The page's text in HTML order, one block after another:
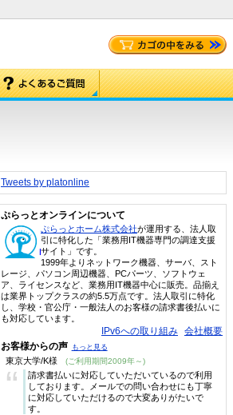
Tweets by platonline
ぷらっとオンラインについて
ぷらっとホーム株式会社が運用する、法人取
引に特化した「業務用IT機器専門の調達支援
サイト」です。
1999年よりネットワーク機器、サーバ、スト
レージ、パソコン周辺機器、PCパーツ、ソフトウェ
ア、ライセンスなど、業務用IT機器中心に販売。品揃え
は業界トップクラスの約5.5万点です。法人取引に特化
し、学校・官公庁・一般法人のお客様の請求書後払いに
も対応しています。
IPv6への取り組み 会社概要
お客様からの声 もっと見る
東京大学/K様 (ご利用期間2009年～)
“
請求書払いに対応していただいているので利用
しております。メールでの問い合わせにも丁寧
に対応していただけるので大変ありがたいで
す。